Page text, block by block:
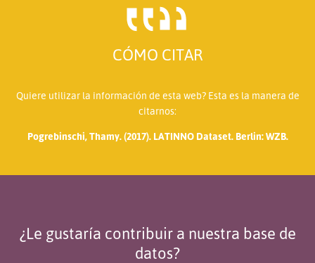
CÓMO CITAR
Quiere utilizar la información de esta web? Esta es la manera de
citarnos:
Pogrebinschi, Thamy. (2017). LATINNO Dataset. Berlin: WZB.
¿Le gustaría contribuir a nuestra base de
datos?